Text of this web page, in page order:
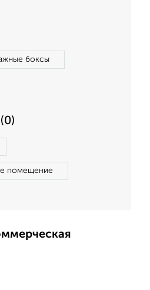
боксы
помещение